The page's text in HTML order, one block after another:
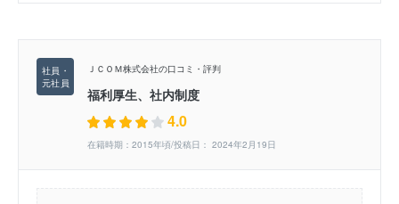
ＪＣＯＭ株式会社の口コミ・評判
福利厚生、社内制度
4.0
在籍時期：2015年頃/投稿日： 2024年2月19日